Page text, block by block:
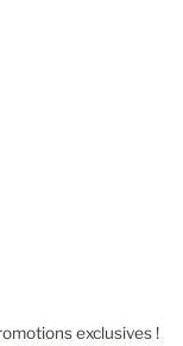
exclusives !